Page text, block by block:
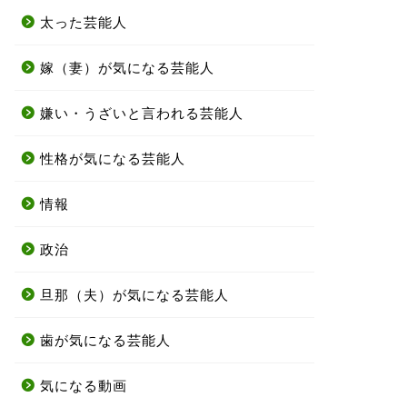
太った芸能人
嫁（妻）が気になる芸能人
嫌い・うざいと言われる芸能人
性格が気になる芸能人
情報
政治
旦那（夫）が気になる芸能人
歯が気になる芸能人
気になる動画